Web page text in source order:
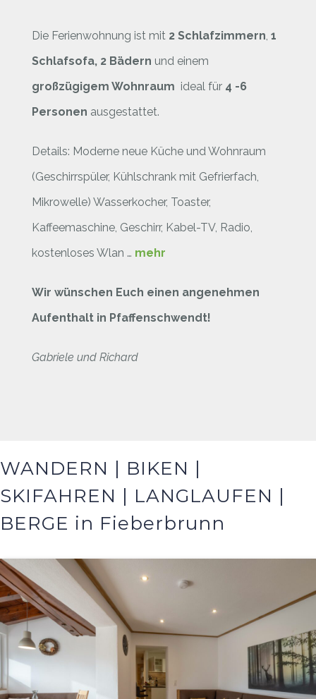
Die Ferienwohnung ist mit 2 Schlafzimmern, 1
Schlafsofa, 2 Bädern und einem
großzügigem Wohnraum ideal für 4 -6
Personen ausgestattet.
Details: Moderne neue Küche und Wohnraum
(Geschirrspüler, Kühlschrank mit Gefrierfach,
Mikrowelle) Wasserkocher, Toaster,
Kaffeemaschine, Geschirr, Kabel-TV, Radio,
kostenloses Wlan … mehr
Wir wünschen Euch einen angenehmen
Aufenthalt in Pfaffenschwendt!
Gabriele und Richard
WANDERN | BIKEN |
SKIFAHREN | LANGLAUFEN |
BERGE in Fieberbrunn